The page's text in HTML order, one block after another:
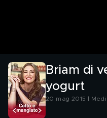
Briam di
yogurt
20 mag 2015 |